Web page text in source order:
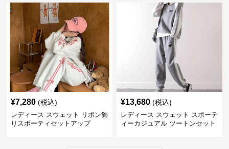
¥7,280 (税込)
レディース スウェット リボン飾
りスポーティセットアップ
¥13,680 (税込)
レディース スウェット スポーテ
ィーカジュアル ツートンセット